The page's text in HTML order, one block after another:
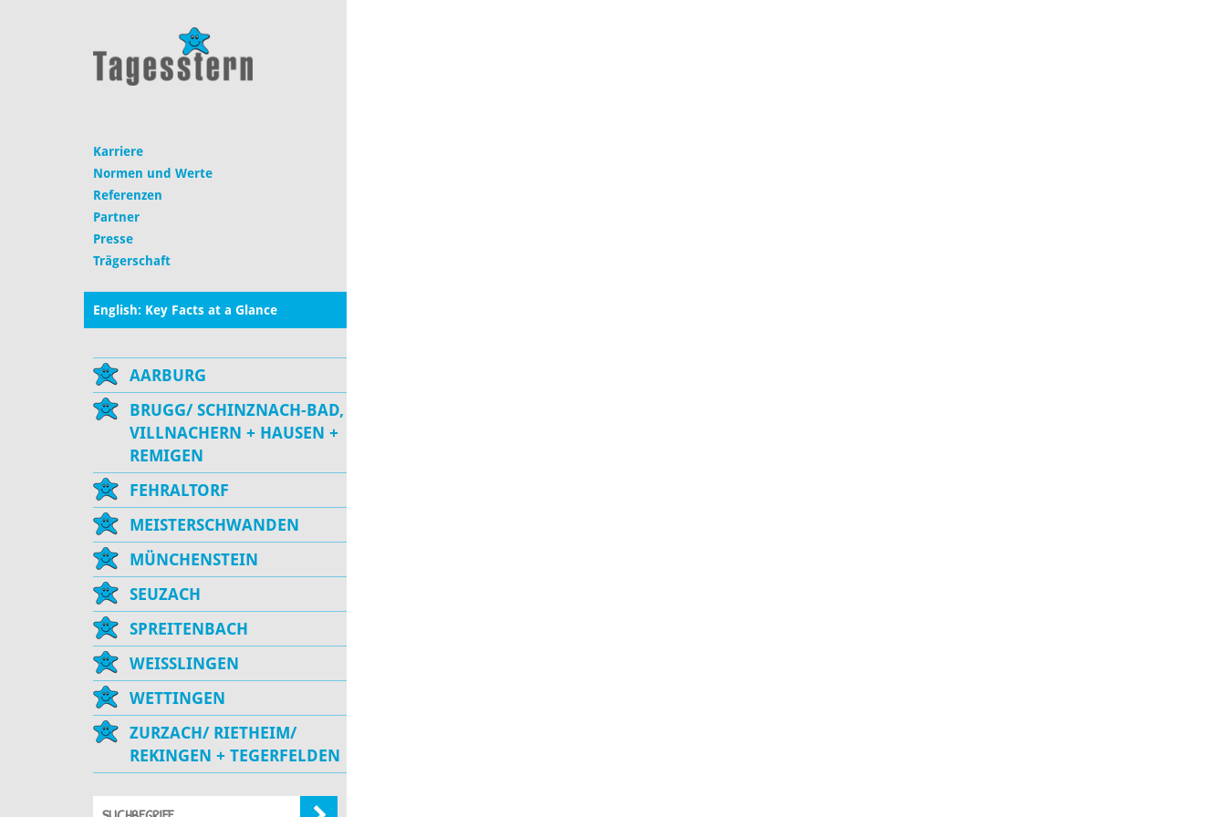
Karriere
Normen und Werte
Referenzen
Partner
Presse
Trägerschaft
English: Key Facts at a Glance
AARBURG
BRUGG/ SCHINZNACH-BAD,
VILLNACHERN + HAUSEN +
REMIGEN
FEHRALTORF
MEISTERSCHWANDEN
MÜNCHENSTEIN
SEUZACH
SPREITENBACH
WEISSLINGEN
WETTINGEN
ZURZACH/ RIETHEIM/
REKINGEN + TEGERFELDEN